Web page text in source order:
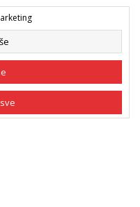
nas na društvenim
akcijama i novitetima.